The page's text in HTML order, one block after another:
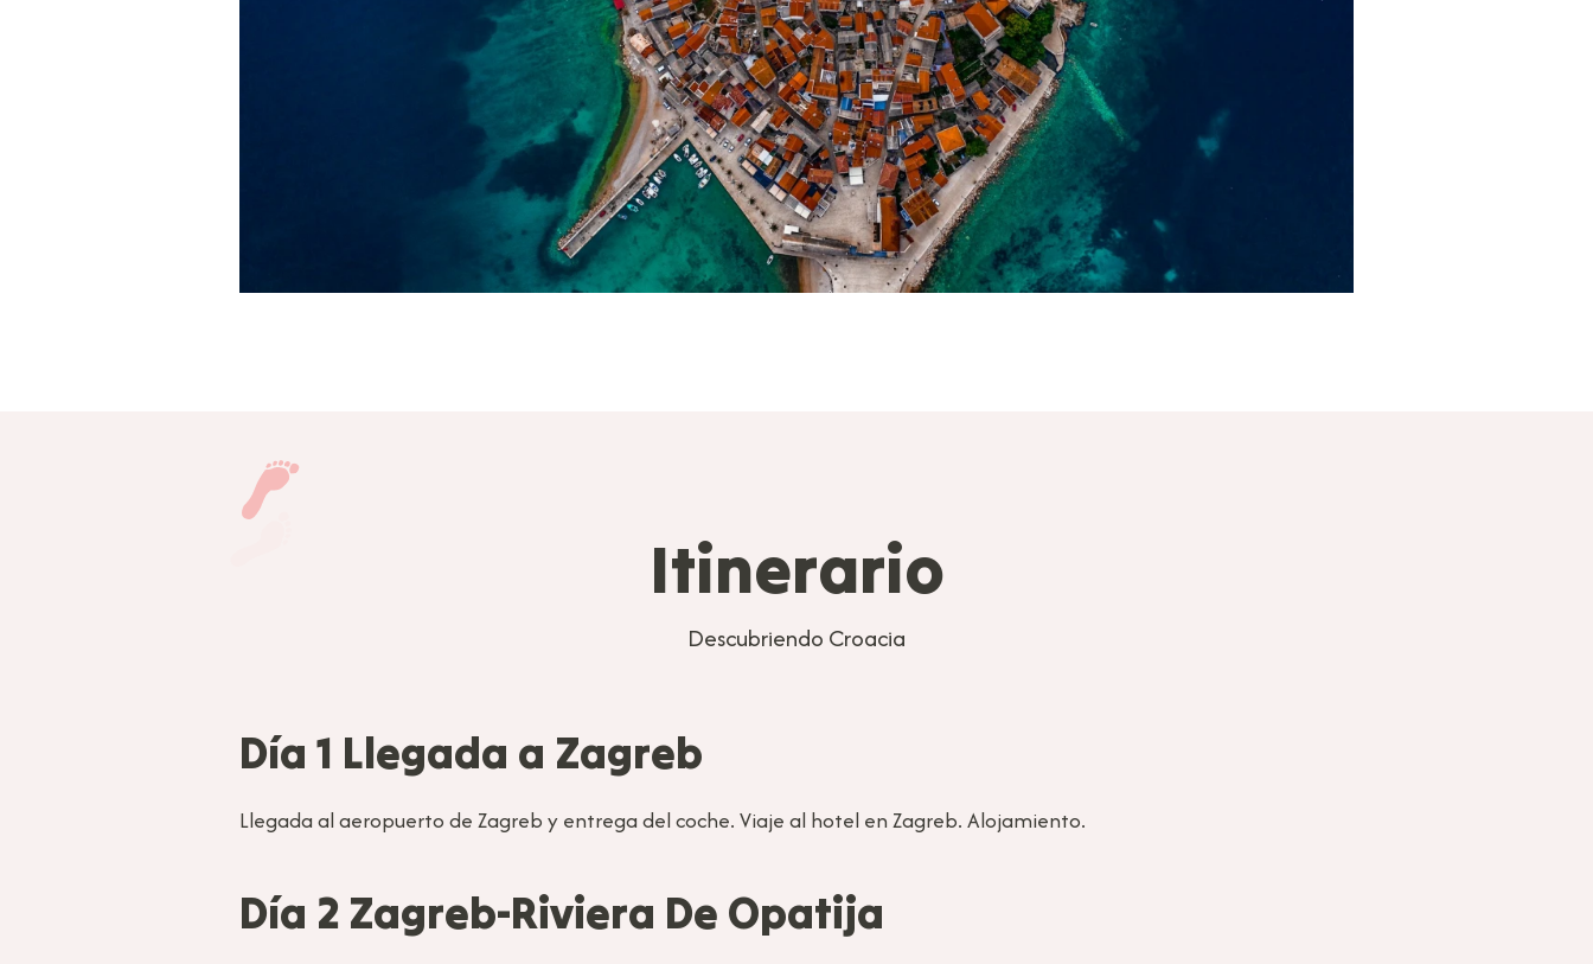
Itinerario
Descubriendo Croacia
Día 1 Llegada a Zagreb
Llegada al aeropuerto de Zagreb y entrega del coche. Viaje al hotel en Zagreb. Alojamiento.
Día 2 Zagreb-Riviera De Opatija